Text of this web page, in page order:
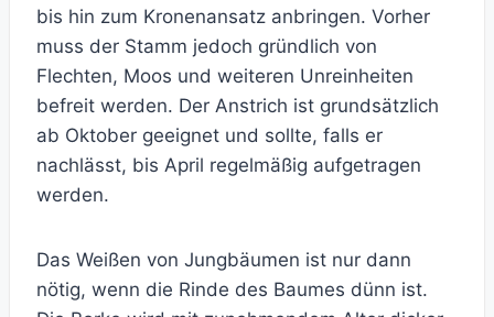
bis hin zum Kronenansatz anbringen. Vorher
muss der Stamm jedoch gründlich von
Flechten, Moos und weiteren Unreinheiten
befreit werden. Der Anstrich ist grundsätzlich
ab Oktober geeignet und sollte, falls er
nachlässt, bis April regelmäßig aufgetragen
werden.
Das Weißen von Jungbäumen ist nur dann
nötig, wenn die Rinde des Baumes dünn ist.